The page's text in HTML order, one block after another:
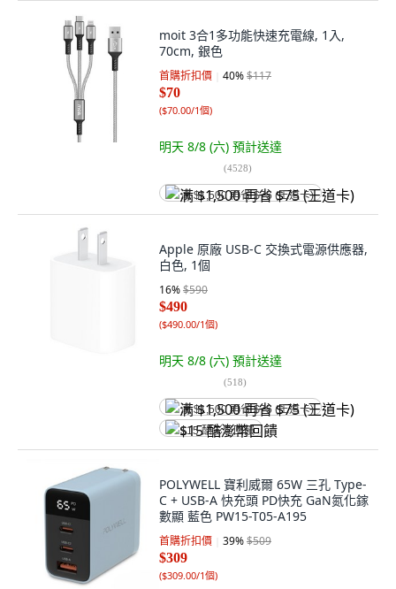
moit 3合1多功能快速充電線, 1入,
70cm, 銀色
首購折扣價 40%$117
$70
($70.00/1個)
明天 8/8 (六) 預計送達
(4528)
满 $1,500 再省 $75 (王道卡)
Apple 原廠 USB-C 交換式電源供應器,
白色, 1個
16%$590
$490
($490.00/1個)
明天 8/8 (六) 預計送達
(518)
满 $1,500 再省 $75 (王道卡)
$15 酷澎幣回饋
POLYWELL 寶利威爾 65W 三孔 Type-
C + USB-A 快充頭 PD快充 GaN氮化鎵
數顯 藍色 PW15-T05-A195
首購折扣價 39%$509
$309
($309.00/1個)